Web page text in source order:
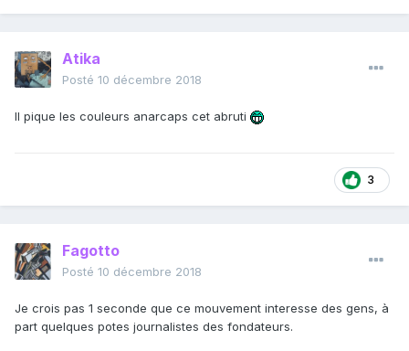
Atika
Posté 10 décembre 2018
Il pique les couleurs anarcaps cet abruti
3
Fagotto
Posté 10 décembre 2018
Je crois pas 1 seconde que ce mouvement interesse des gens, à
part quelques potes journalistes des fondateurs.